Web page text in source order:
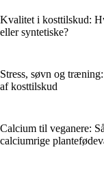
Kvalitet i kosttilskud:
eller syntetiske?
Stress, søvn og
af kosttilskud
Calcium til veganere:
calciumrige